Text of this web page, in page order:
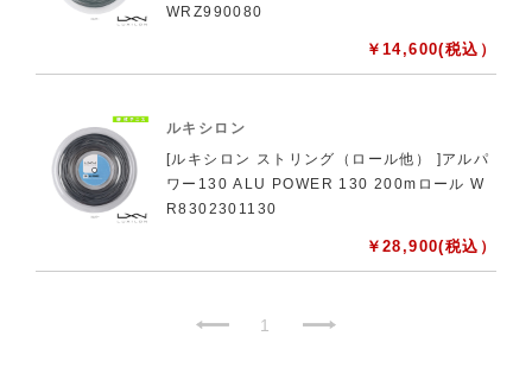
WRZ990080
￥ 14,600(税込）
ルキシロン
[ルキシロン ストリング（ロール他） ]アルパ
ワー130 ALU POWER 130 200mロール W
R8302301130
￥ 28,900(税込）
1